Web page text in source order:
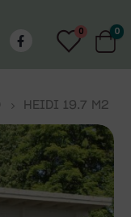
0 0
HEIDI 19.7 M2